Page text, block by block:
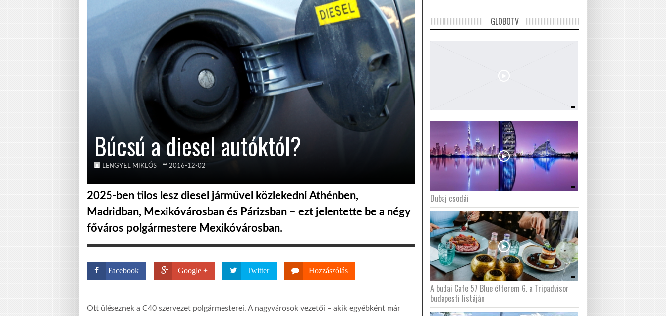
Búcsú a diesel autóktól?
LENGYEL MIKLÓS 2016-12-02
2025-ben tilos lesz diesel járművel közlekedni Athénben,
Madridban, Mexikóvárosban és Párizsban – ezt jelentette be a négy
főváros polgármestere Mexikóvárosban.
Facebook Google + Twitter Hozzászólás
Ott üléseznek a C40 szervezet polgármesterei. A nagyvárosok vezetői – akik egyébként már
GLOBOTV
Dubaj csodái
A budai Cafe 57 Blue étterem 6. a Tripadvisor
budapesti listáján